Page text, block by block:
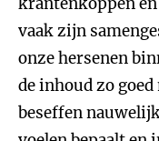
vaak zijn
onze hersenen
de inhoud zo
beseffen